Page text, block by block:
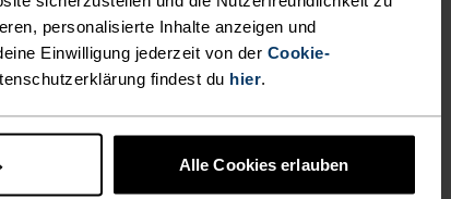
personalisierte Inhalte anzeigen und
Einwilligung jederzeit von der Cookie-
findest du hier.
Alle Cookies erlauben